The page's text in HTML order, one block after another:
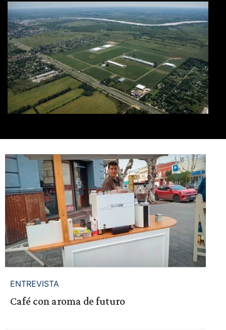
ENTREVISTA
Café con aroma de futuro